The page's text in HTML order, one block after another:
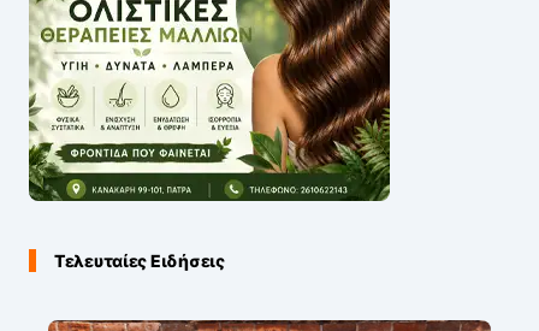
Τελευταίες Ειδήσεις